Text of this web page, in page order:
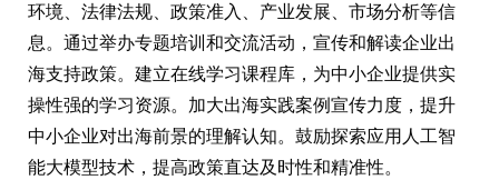
环境、法律法规、政策准入、产业发展、市场分析等信
息。通过举办专题培训和交流活动，宣传和解读企业出
海支持政策。建立在线学习课程库，为中小企业提供实
操性强的学习资源。加大出海实践案例宣传力度，提升
中小企业对出海前景的理解认知。鼓励探索应用人工智
能大模型技术，提高政策直达及时性和精准性。